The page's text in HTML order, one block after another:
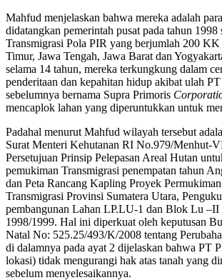
Mahfud menjelaskan bahwa mereka adalah
didatangkan pemerintah pusat pada tahun 1998
Transmigrasi Pola PIR yang berjumlah 200
Timur, Jawa Tengah, Jawa Barat dan
selama 14 tahun, mereka terkungkung dalam
penderitaan dan kepahitan hidup akibat ulah
sebelumnya bernama Supra Primoris
mencaplok lahan yang diperuntukkan untuk
Padahal menurut Mahfud wilayah tersebut
Surat Menteri Kehutanan RI No.979/Menhut-
Persetujuan Prinsip Pelepasan Areal Hutan
pemukiman Transmigrasi penempatan tahun
dan Peta Rancang Kapling Proyek
Transmigrasi Provinsi Sumatera Utara,
pembangunan Lahan LP.LU-1 dan Blok Lu –II
1998/1999. Hal ini diperkuat oleh keputusan
Natal No: 525.25/493/K/2008 tentang
di dalamnya pada ayat 2 dijelaskan bahwa PT
lokasi) tidak mengurangi hak atas tanah yang
sebelum menyelesaikannya.